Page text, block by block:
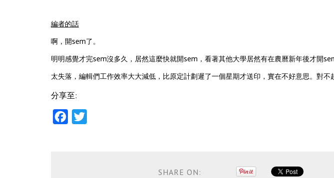
編者的話
啊，開sem了。
明明感覺才完sem沒多久，居然這麼快就開sem，看著其他大學居然有在農曆新年後才開
太失落，編輯們工作效率大大減低，比原定計劃遲了一個星期才送印，實在不好意思。對不
分享至:
Facebook
SHARE ON: